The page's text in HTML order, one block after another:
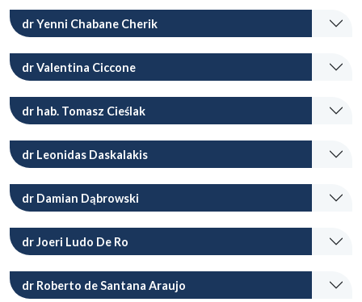
dr Yenni Chabane Cherik
dr Valentina Ciccone
dr hab. Tomasz Cieślak
dr Leonidas Daskalakis
dr Damian Dąbrowski
dr Joeri Ludo De Ro
dr Roberto de Santana Araujo